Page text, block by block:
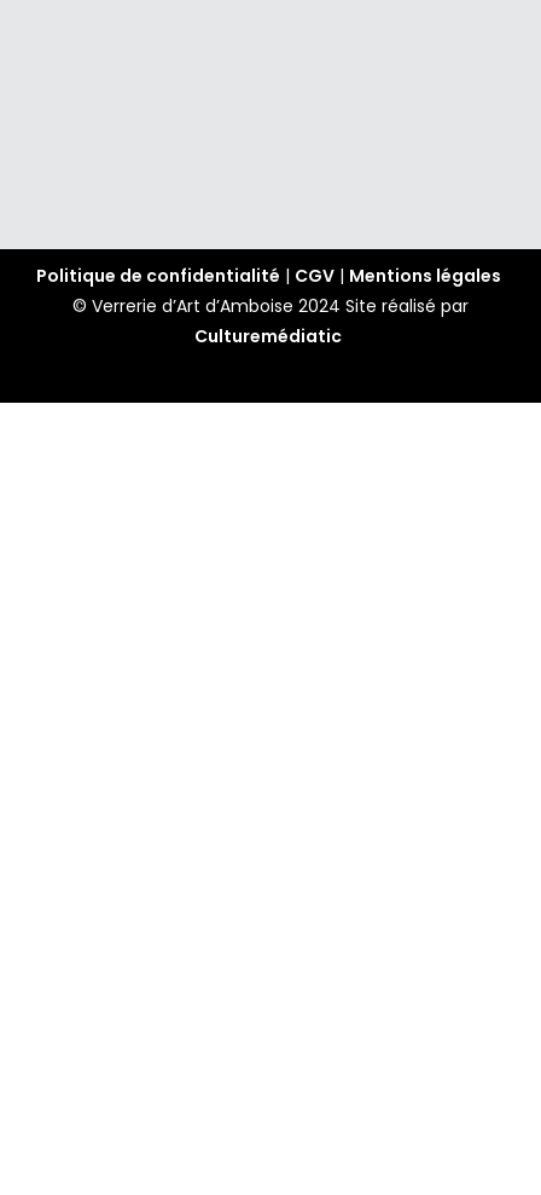
Politique de confidentialité | CGV | Mentions légales
© Verrerie d’Art d’Amboise 2024 Site réalisé par
Culturemédiatic